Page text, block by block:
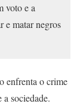
voto e a
e matar negros
enfrenta o crime
sociedade.